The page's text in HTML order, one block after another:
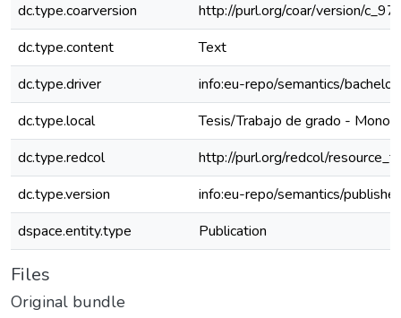
dc.type.coarversion
http://purl.org/coar/version/
dc.type.content
Text
dc.type.driver
info:eu-repo/semantics/
dc.type.local
Tesis/Trabajo de grado -
dc.type.redcol
http://purl.org/redcol/
dc.type.version
info:eu-repo/semantics/
dspace.entity.type
Publication
Files
Original bundle